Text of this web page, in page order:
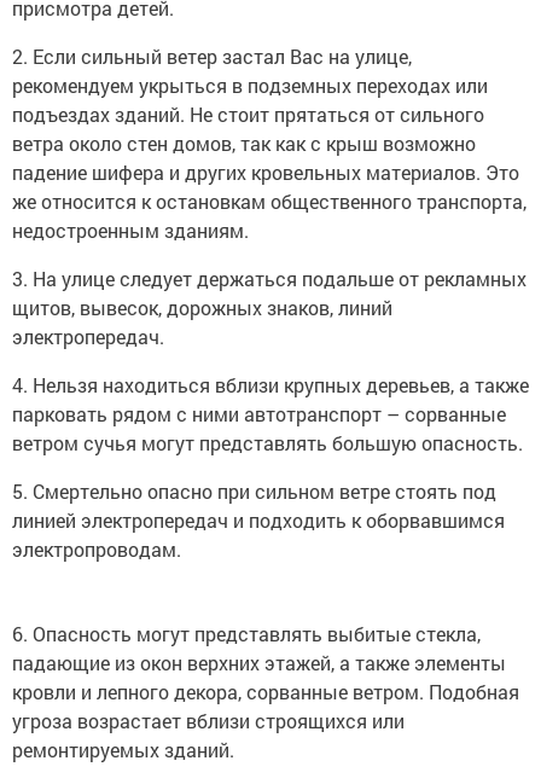
присмотра детей.
2. Если сильный ветер застал Вас на улице,
рекомендуем укрыться в подземных переходах или
подъездах зданий. Не стоит прятаться от сильного
ветра около стен домов, так как с крыш возможно
падение шифера и других кровельных материалов. Это
же относится к остановкам общественного транспорта,
недостроенным зданиям.
3. На улице следует держаться подальше от рекламных
щитов, вывесок, дорожных знаков, линий
электропередач.
4. Нельзя находиться вблизи крупных деревьев, а также
парковать рядом с ними автотранспорт – сорванные
ветром сучья могут представлять большую опасность.
5. Смертельно опасно при сильном ветре стоять под
линией электропередач и подходить к оборвавшимся
электропроводам.
6. Опасность могут представлять выбитые стекла,
падающие из окон верхних этажей, а также элементы
кровли и лепного декора, сорванные ветром. Подобная
угроза возрастает вблизи строящихся или
ремонтируемых зданий.